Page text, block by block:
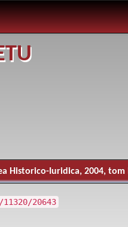
Historico-Iuridica, 2004, tom II
20643